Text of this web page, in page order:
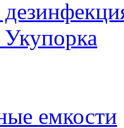
емкости